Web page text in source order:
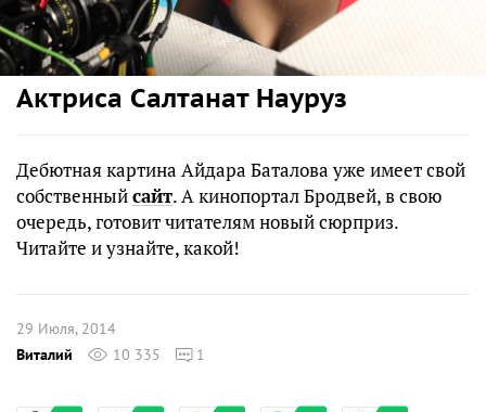
Актриса Салтанат Науруз
Дебютная картина Айдара Баталова уже имеет свой
собственныйсайт. А кинопортал Бродвей, в свою
очередь, готовит читателям новый сюрприз.
Читайте и узнайте, какой!
29 Июля, 2014
Виталий
10 335 1